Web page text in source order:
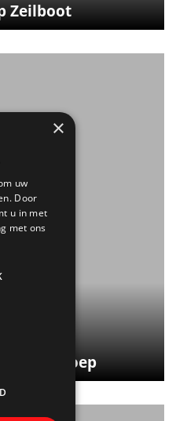
Zeilboot
808 Sloep
×
uw
Door
u in met
met ons